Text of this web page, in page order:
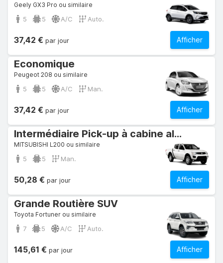
Geely GX3 Pro ou similaire
5 5 A/C Auto.
Afficher
37,42 € par jour
Economique
Peugeot 208 ou similaire
5 5 A/C Man.
Afficher
37,42 € par jour
Intermédiaire Pick-up à cabine allongée
MITSUBISHI L200 ou similaire
5 5 Man.
Afficher
50,28 € par jour
Grande Routière SUV
Toyota Fortuner ou similaire
7 5 A/C Auto.
Afficher
145,61 € par jour